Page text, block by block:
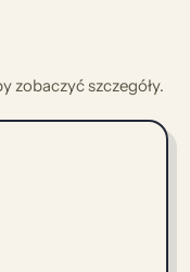
zobaczyć szczegóły.